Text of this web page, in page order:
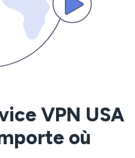
VPN USA
où